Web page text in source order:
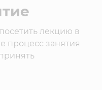
лекцию в
процесс занятия